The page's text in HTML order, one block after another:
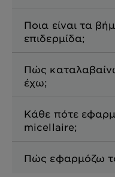
Ποια είναι τα
επιδερμίδα;
Πώς
έχω;
Κάθε πότε
micellaire;
Πώς εφαρμόζω